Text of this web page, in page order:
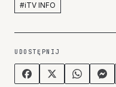
#iTV INFO
UDOSTĘPNIJ